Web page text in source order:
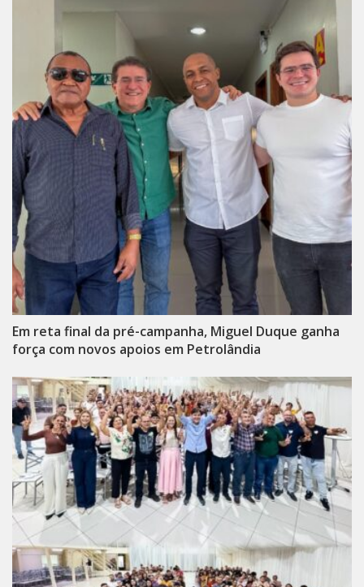
Em reta final da pré-campanha, Miguel Duque ganha
força com novos apoios em Petrolândia